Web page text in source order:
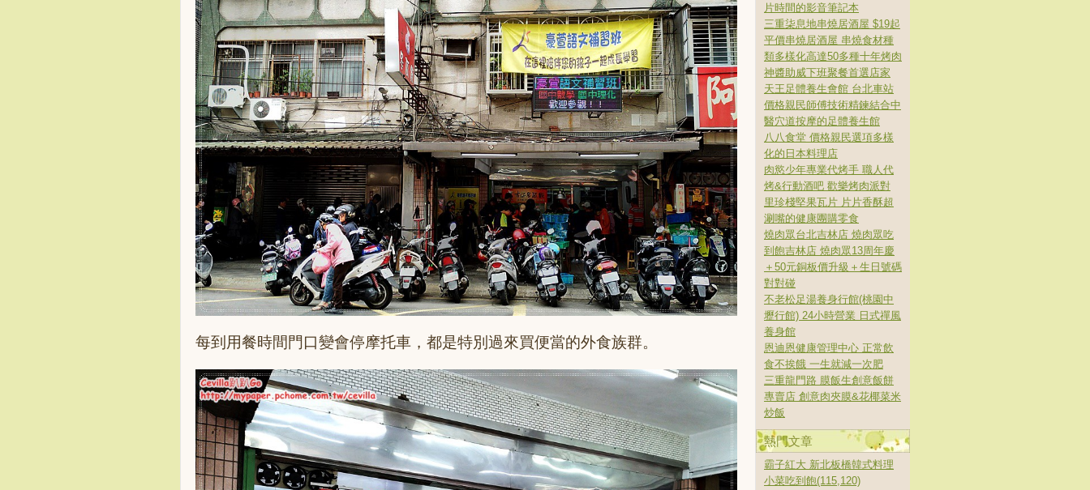
每到用餐時間門口變會停摩托車，都是特別過來買便當的外食族群。
片時間的影音筆記本
三重柒息地串燒居酒屋 $19起
平價串燒居酒屋 串燒食材種
類多樣化高達50多種十年烤肉
神醬助威下班聚餐首選店家
天王足體養生會館 台北車站
價格親民師傅技術精鍊結合中
醫穴道按摩的足體養生館
八八食堂 價格親民選項多樣
化的日本料理店
肉慾少年專業代烤手 職人代
烤&行動酒吧 歡樂烤肉派對
里珍棧堅果瓦片 片片香酥超
涮嘴的健康團購零食
燒肉眾台北吉林店 燒肉眾吃
到飽吉林店 燒肉眾13周年慶
＋50元銅板價升級＋生日號碼
對對碰
不老松足湯養身行館(桃園中
壢行館) 24小時營業 日式禪風
養身館
恩迪恩健康管理中心 正常飲
食不挨餓 一生就減一次肥
三重龍門路 膜飯生創意飯餅
專賣店 創意肉夾膜&花椰菜米
炒飯
熱門文章
霸子紅大 新北板橋韓式料理
小菜吃到飽(115,120)